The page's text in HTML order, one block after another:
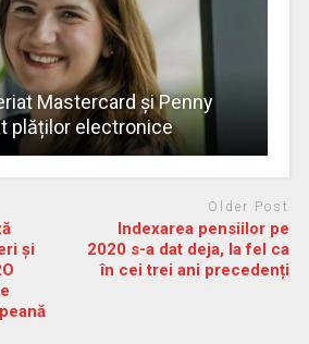
Mastercard și Penny
plăților electronice
și
Older Post
Indexarea pensiilor pe
2020 s-a dat deja, la fel ca
în cei trei ani precedenți